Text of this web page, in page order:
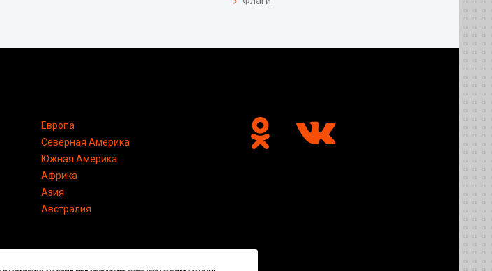
Европа
Северная Америка
Южная Америка
Африка
Азия
Австралия